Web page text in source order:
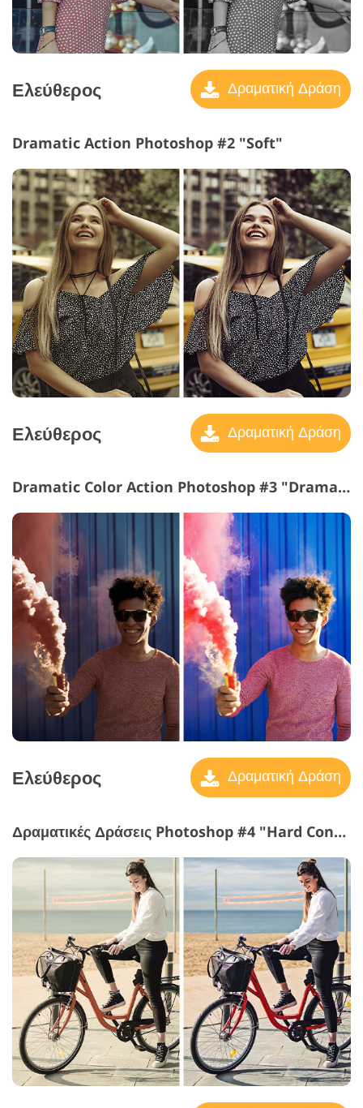
Ελεύθερος Δραματική Δράση
Dramatic Action Photoshop #2 "Soft"
Ελεύθερος Δραματική Δράση
Dramatic Color Action Photoshop #3 "Dramatic Style"
Ελεύθερος Δραματική Δράση
Δραματικές Δράσεις Photoshop #4 "Hard Contrast"